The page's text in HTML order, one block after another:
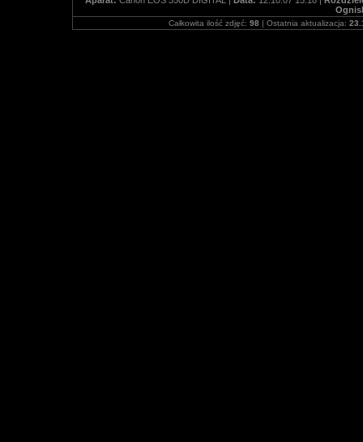
Całkowita ilość zdjęć: 98 | Ostatnia aktualizacja: